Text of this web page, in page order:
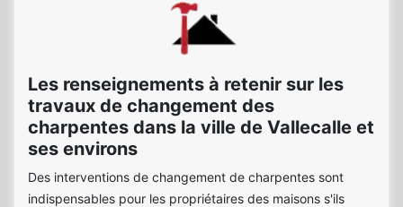
Les renseignements à retenir sur les
travaux de changement des
charpentes dans la ville de Vallecalle et
ses environs
Des interventions de changement de charpentes sont
indispensables pour les propriétaires des maisons s'ils